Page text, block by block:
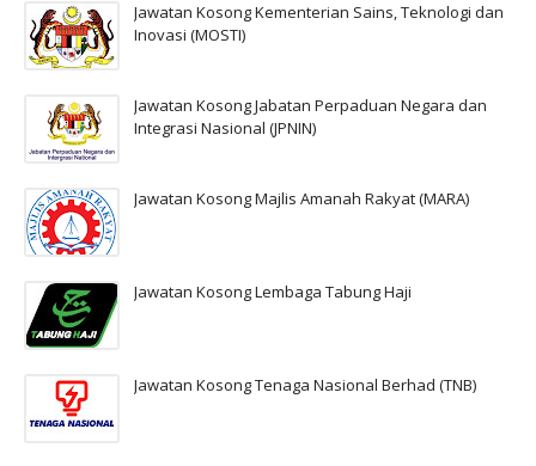
Jawatan Kosong Kementerian Sains, Teknologi dan
Inovasi (MOSTI)
Jawatan Kosong Jabatan Perpaduan Negara dan
Integrasi Nasional (JPNIN)
Jawatan Kosong Majlis Amanah Rakyat (MARA)
Jawatan Kosong Lembaga Tabung Haji
Jawatan Kosong Tenaga Nasional Berhad (TNB)